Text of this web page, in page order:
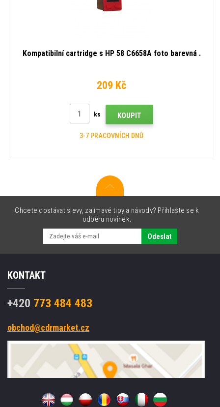
Kompatibilní cartridge s HP 58 C6658A foto barevná .
209 Kč
ks KOUPIT
3-7 PRACOVNÍCH DNŮ
Chcete dostávat slevy, zajímavé tipy a návody? Přihlašte se k
odběru novinek.
Odeslat
KONTAKT
+420 773 484 483
obchod@cdrmarket.cz